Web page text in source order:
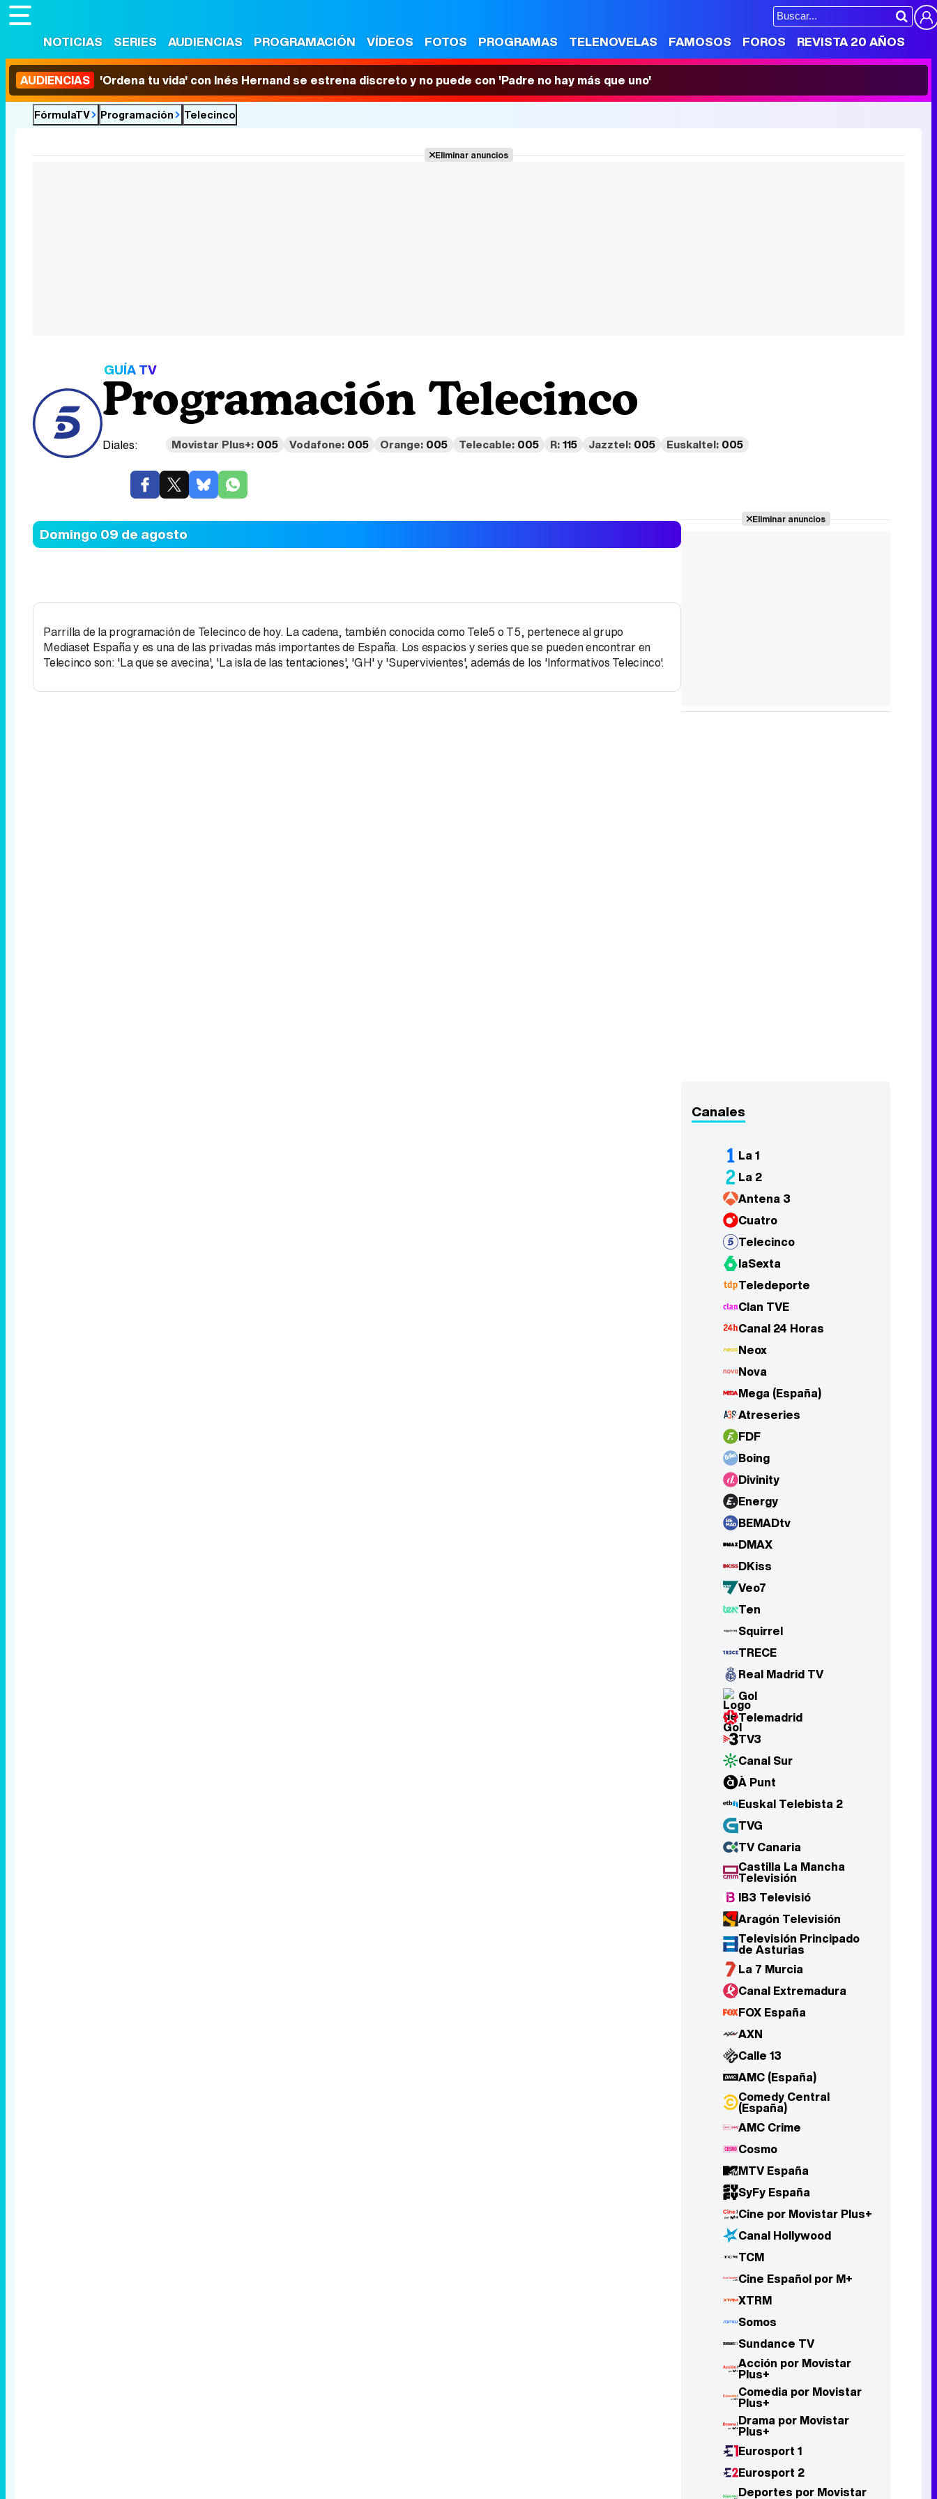
NOTICIAS SERIES AUDIENCIAS PROGRAMACIÓN VÍDEOS FOTOS PROGRAMAS TELENOVELAS FAMOSOS FOROS REVISTA 20 AÑOS
AUDIENCIAS 'Ordena tu vida' con Inés Hernand se estrena discreto y no puede con 'Padre no hay más que uno'
FórmulaTV Programación Telecinco
Eliminar anuncios
GUÍA TV
Programación Telecinco
Diales: Movistar Plus+: 005 Vodafone: 005 Orange: 005 Telecable: 005 R:115 Jazztel: 005 Euskaltel: 005
Domingo 09 de agosto
Parrilla de la programación de Telecinco de hoy. La cadena, también conocida como Tele5 o T5, pertenece al grupo
Mediaset España y es una de las privadas más importantes de España. Los espacios y series que se pueden encontrar en
Telecinco son: 'La que se avecina', 'La isla de las tentaciones', 'GH' y 'Supervivientes', además de los 'Informativos Telecinco'.
Eliminar anuncios
Canales
La 1
La 2
Antena 3
Cuatro
Telecinco
laSexta
Teledeporte
Clan TVE
Canal 24 Horas
Neox
Nova
Mega (España)
Atreseries
FDF
Boing
Divinity
Energy
BEMADtv
DMAX
DKiss
Veo7
Ten
Squirrel
TRECE
Real Madrid TV
Gol
Telemadrid
TV3
Canal Sur
À Punt
Euskal Telebista 2
TVG
TV Canaria
Castilla La Mancha
Televisión
IB3 Televisió
Aragón Televisión
Televisión Principado
de Asturias
La 7 Murcia
Canal Extremadura
FOX España
AXN
Calle 13
AMC (España)
Comedy Central
(España)
AMC Crime
Cosmo
MTV España
SyFy España
Cine por Movistar Plus+
Canal Hollywood
TCM
Cine Español por M+
XTRM
Somos
Sundance TV
Acción por Movistar
Plus+
Comedia por Movistar
Plus+
Drama por Movistar
Plus+
Eurosport 1
Eurosport 2
Deportes por Movistar